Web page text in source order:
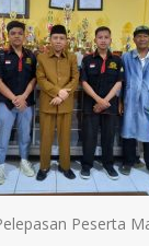
Peserta